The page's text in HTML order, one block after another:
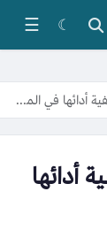
☾
☰
في المنزل
أدائها